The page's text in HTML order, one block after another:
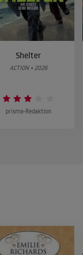
Shelter
ACTION • 2026
prisma-Redaktion